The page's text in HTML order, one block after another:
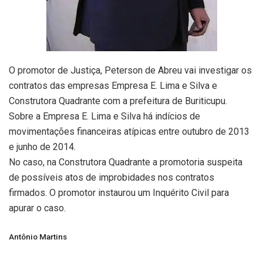
O promotor de Justiça, Peterson de Abreu vai investigar os
contratos das empresas Empresa E. Lima e Silva e
Construtora Quadrante com a prefeitura de Buriticupu.
Sobre a Empresa E. Lima e Silva há indícios de
movimentações financeiras atípicas entre outubro de 2013
e junho de 2014.
No caso, na Construtora Quadrante a promotoria suspeita
de possíveis atos de improbidades nos contratos
firmados. O promotor instaurou um Inquérito Civil para
apurar o caso.
Antônio Martins